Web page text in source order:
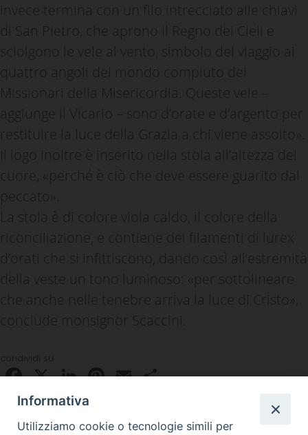
invece termina con un filo intrecciato alle chiavi
di San Pietro, che aprono il Regno dei Cieli e
sciolgono le vele al vento, simbolo del viaggio ai
quattro angoli del mondo compiuto dei
Missionari della Misericordia. Queste vele –
aggiunge il Vicario – sono d’orate e d’argento per
restituire la luce della Grazia a chi viene assolto».
Il logo inoltre è inserito nella stola all’altezza del
cuore, «perché è ciò che deve essere guarito dal
peccato».
La stola è di colore viola caldo, il colore della
riconciliazione, e contiene dei filamenti di lurex
d’orati che si infittiscono, dando così all’estremità
della veste un tono luminoso: «per sottolineare
che anche nelle tenebre arriva la luce di Cristo»,
conclude monsignor Scaccini.
condividi su
Facebook
X LinkedIn
Pinterest
EmailCondividi
Informativa
Utilizziamo cookie o tecnologie simili per